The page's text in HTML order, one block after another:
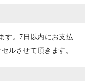
す。7日以内にお支払
ルさせて頂きます。